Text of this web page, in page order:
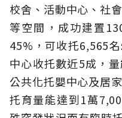
校舍、活動中心、社
等空間，成功建置
45%，可收托6,565
中心收托數近5成，
公共化托嬰中心及居
托育量能達到1萬